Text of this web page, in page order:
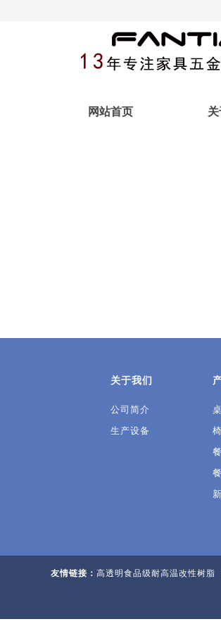
网站首页
关于我们
公司简介
生产设备
友情链接： 高透明食品级耐高温改性树脂